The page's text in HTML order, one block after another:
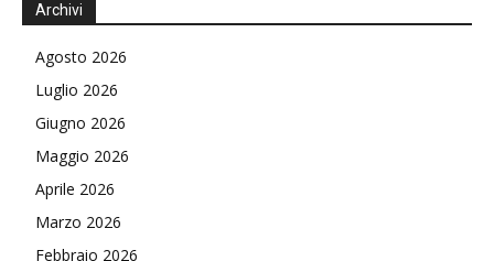
Archivi
Agosto 2026
Luglio 2026
Giugno 2026
Maggio 2026
Aprile 2026
Marzo 2026
Febbraio 2026